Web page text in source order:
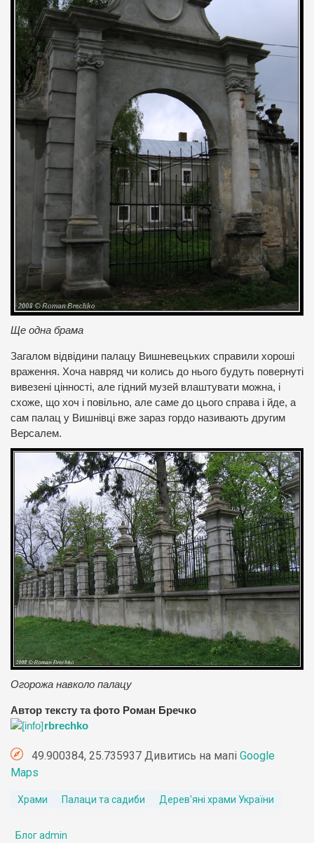
Ще одна брама
Загалом відвідини палацу Вишневецьких справили хороші
враження. Хоча навряд чи колись до нього будуть повернуті
вивезені цінності, але гідний музей влаштувати можна, і
схоже, що хоч і повільно, але саме до цього справа і йде, а
сам палац у Вишнівці вже зараз гордо називають другим
Версалем.
Огорожа навколо палацу
Автор тексту та фото Роман Бречко
rbrechko
49.900384, 25.735937 Дивитись на мапі Google
Maps
Храми Палаци та садиби Дерев'яні храми України
Блог admin